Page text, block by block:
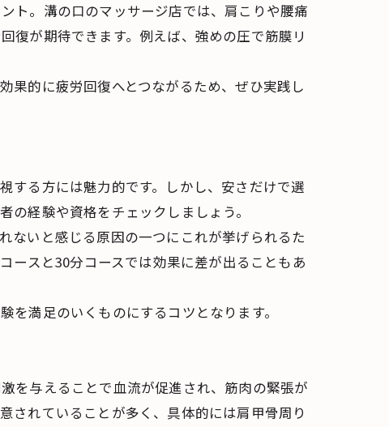
ト。溝の口のマッサージ店では、肩こりや腰痛
復が期待できます。例えば、強めの圧で筋膜リ
果的に疲労回復へとつながるため、ぜひ実践し
する方には魅力的です。しかし、安さだけで選
経験や資格をチェックしましょう。
ないと感じる原因の一つにこれが挙げられるた
ースと30分コースでは効果に差が出ることもあ
満足のいくものにするコツとなります。
を与えることで血流が促進され、筋肉の緊張が
されていることが多く、具体的には肩甲骨周り